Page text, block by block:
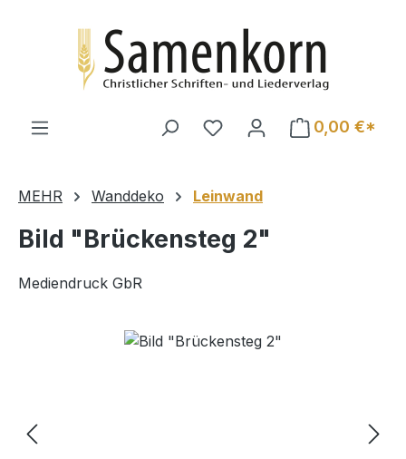
0,00 €*
MEHR Wanddeko Leinwand
Bild "Brückensteg 2"
Mediendruck GbR
Bildergalerie überspringen